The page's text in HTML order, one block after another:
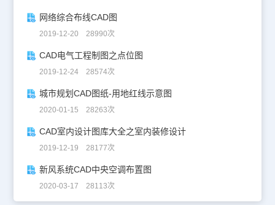
网络综合布线CAD图
2019-12-20 28990次
CAD电气工程制图之点位图
2019-12-24 28574次
城市规划CAD图纸-用地红线示意图
2020-01-15 28263次
CAD室内设计图库大全之室内装修设计
2019-12-19 28177次
新风系统CAD中央空调布置图
2020-03-17 28113次